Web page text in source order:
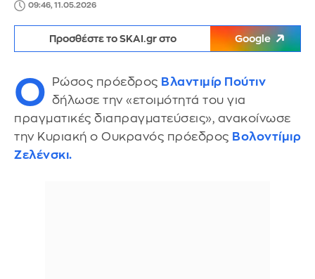
09:46, 11.05.2026
Προσθέστε το SKAI.gr στο Google
Ο Ρώσος πρόεδρος Βλαντιμίρ Πούτιν
δήλωσε την «ετοιμότητά του για
πραγματικές διαπραγματεύσεις», ανακοίνωσε
την Κυριακή ο Ουκρανός πρόεδρος Βολοντίμιρ
Ζελένσκι.